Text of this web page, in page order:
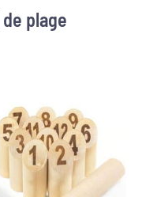
plage